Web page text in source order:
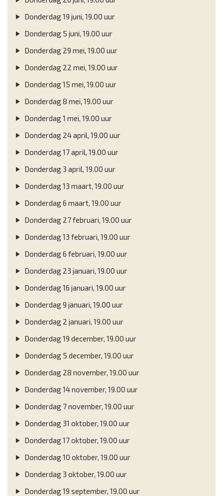
Donderdag 19 juni, 19.00 uur
Donderdag 5 juni, 19.00 uur
Donderdag 29 mei, 19.00 uur
Donderdag 22 mei, 19.00 uur
Donderdag 15 mei, 19.00 uur
Donderdag 8 mei, 19.00 uur
Donderdag 1 mei, 19.00 uur
Donderdag 24 april, 19.00 uur
Donderdag 17 april, 19.00 uur
Donderdag 3 april, 19.00 uur
Donderdag 13 maart, 19.00 uur
Donderdag 6 maart, 19.00 uur
Donderdag 27 februari, 19.00 uur
Donderdag 13 februari, 19.00 uur
Donderdag 6 februari, 19.00 uur
Donderdag 23 januari, 19.00 uur
Donderdag 16 januari, 19.00 uur
Donderdag 9 januari, 19.00 uur
Donderdag 2 januari, 19.00 uur
Donderdag 19 december, 19.00 uur
Donderdag 5 december, 19.00 uur
Donderdag 28 november, 19.00 uur
Donderdag 14 november, 19.00 uur
Donderdag 7 november, 19.00 uur
Donderdag 31 oktober, 19.00 uur
Donderdag 17 oktober, 19.00 uur
Donderdag 10 oktober, 19.00 uur
Donderdag 3 oktober, 19.00 uur
Donderdag 19 september, 19.00 uur